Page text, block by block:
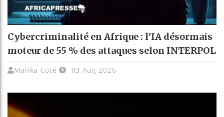
Cybercriminalité en Afrique : l’IA désormais
moteur de 55 % des attaques selon INTERPOL
Malika Coté 03 Aug 2026